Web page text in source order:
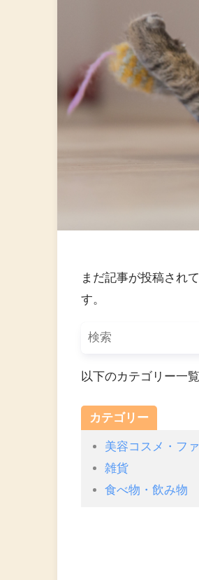
まだ記事が投稿され
す。
以下のカテゴリー一
カテゴリー
美容コスメ・フ
雑貨
食べ物・飲み物